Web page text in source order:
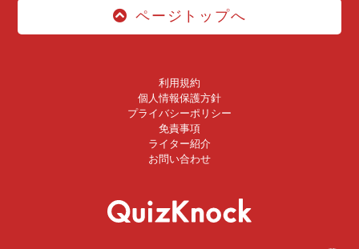
ページトップへ
利用規約
個人情報保護方針
プライバシーポリシー
免責事項
ライター紹介
お問い合わせ